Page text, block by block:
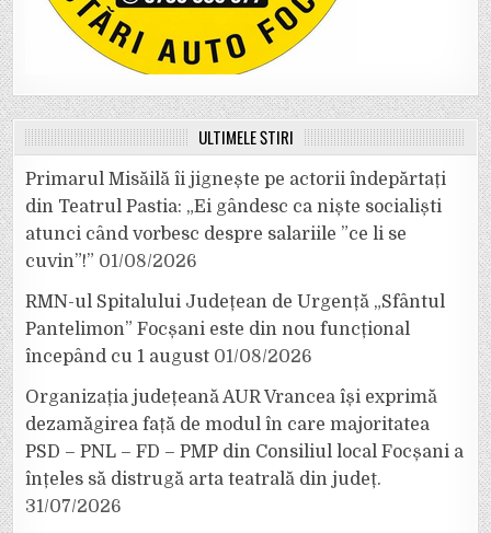
ULTIMELE ȘTIRI
Primarul Misăilă îi jignește pe actorii îndepărtați
din Teatrul Pastia: „Ei gândesc ca niște socialiști
atunci când vorbesc despre salariile ”ce li se
cuvin”!” 01/08/2026
RMN-ul Spitalului Județean de Urgență „Sfântul
Pantelimon” Focșani este din nou funcțional
începând cu 1 august 01/08/2026
Organizația județeană AUR Vrancea își exprimă
dezamăgirea față de modul în care majoritatea
PSD – PNL – FD – PMP din Consiliul local Focșani a
înțeles să distrugă arta teatrală din județ.
31/07/2026